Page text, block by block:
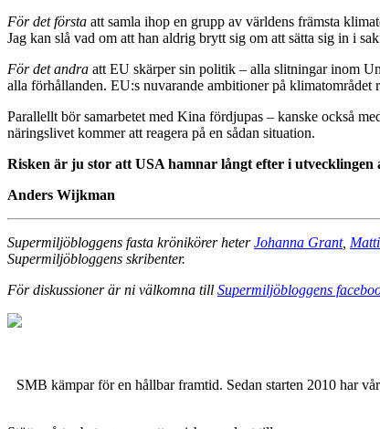
För det första att samla ihop en grupp av världens främsta
Jag kan slå vad om att han aldrig brytt sig om att sätta sig in i
För det andra att EU skärper sin politik – alla slitningar inom
alla förhållanden. EU:s nuvarande ambitioner på
Parallellt bör samarbetet med Kina fördjupas – kanske också
näringslivet kommer att reagera på en sådan situation.
Risken är ju stor att USA hamnar långt efter i
Anders Wijkman
Supermiljöbloggens fasta krönikörer heterJohanna Grant,
Supermiljöbloggens skribenter.
För diskussioner är ni välkomna till Supermiljöbloggens
SMB kämpar för en hållbar framtid. Sedan starten 2010 har